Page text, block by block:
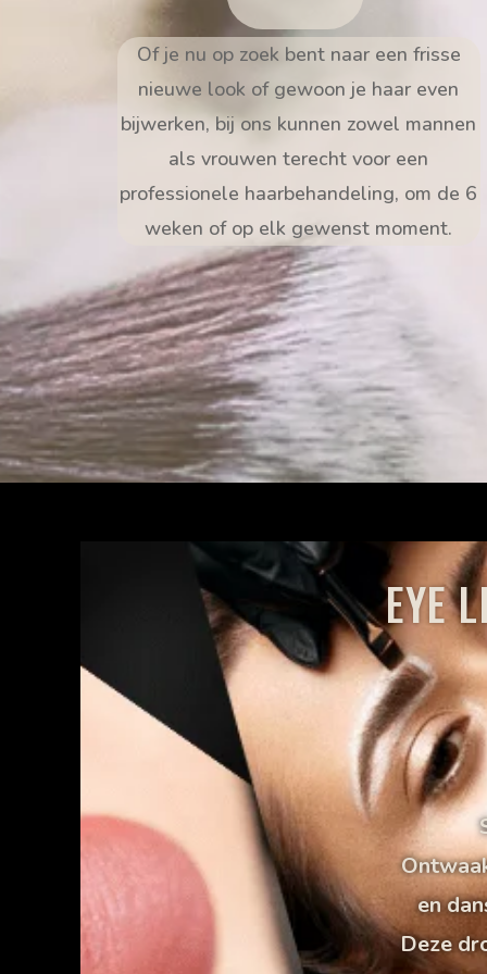
Of je nu op zoek bent naar een frisse
nieuwe look of gewoon je haar even
bijwerken, bij ons kunnen zowel mannen
als vrouwen terecht voor een
professionele haarbehandeling, om de 6
weken of op elk gewenst moment.
EYE
en
Deze